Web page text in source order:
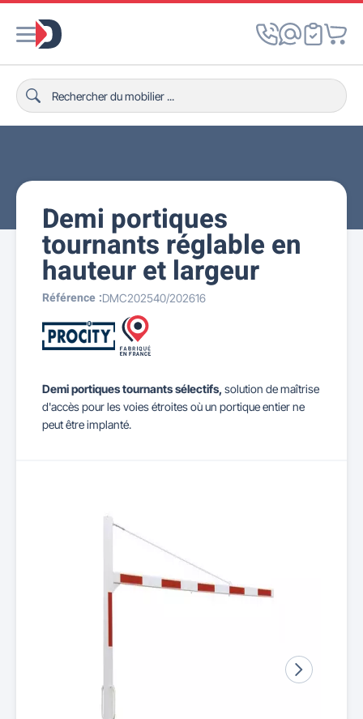
Demi portiques
tournants réglable en
hauteur et largeur
Référence :DMC202540/202616
Demi portiques tournants sélectifs, solution de maîtrise
d'accès pour les voies étroites où un portique entier ne
peut être implanté.